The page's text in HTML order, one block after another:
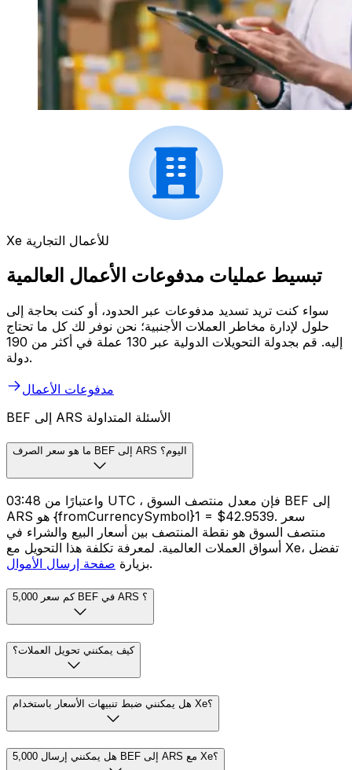
Xe للأعمال التجارية
تبسيط عمليات مدفوعات الأعمال العالمية
سواء كنت تريد تسديد مدفوعات عبر الحدود، أو كنت بحاجة إلى
حلول لإدارة مخاطر العملات الأجنبية؛ نحن نوفر لك كل ما تحتاج
إليه. قم بجدولة التحويلات الدولية عبر 130 عملة في أكثر من 190
دولة.
مدفوعات الأعمال
BEF إلى ARS الأسئلة المتداولة
ما هو سعر الصرف BEF إلى ARS اليوم؟
واعتبارًا من 03:48 UTC ، فإن معدل منتصف السوق BEF إلى
ARS هو {fromCurrencySymbol}1 = $42.9539. سعر
منتصف السوق هو نقطة المنتصف بين أسعار البيع والشراء في
أسواق العملات العالمية. لمعرفة تكلفة هذا التحويل مع Xe، تفضل
بزيارة صفحة إرسال الأموال .
كم سعر 5,000 BEF في ARS ؟
كيف يمكنني تحويل العملات؟
هل يمكنني ضبط تنبيهات الأسعار باستخدام Xe؟
هل يمكنني إرسال 5,000 BEF إلى ARS مع Xe؟